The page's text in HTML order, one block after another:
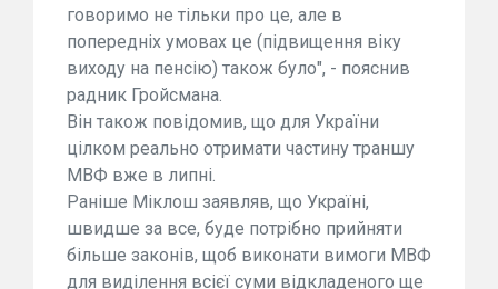
говоримо не тільки про це, але в
попередніх умовах це (підвищення віку
виходу на пенсію) також було", - пояснив
радник Гройсмана.
Він також повідомив, що для України
цілком реально отримати частину траншу
МВФ вже в липні.
Раніше Міклош заявляв, що Україні,
швидше за все, буде потрібно прийняти
більше законів, щоб виконати вимоги МВФ
для виділення всієї суми відкладеного ще